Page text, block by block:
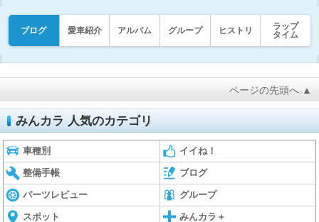
ブログ 愛車紹介 アルバム グループ ヒストリ
ラップ
タイム
ページの先頭へ ▲
みんカラ 人気のカテゴリ
車種別 イイね！
整備手帳 ブログ
パーツレビュー グループ
スポット みんカラ＋